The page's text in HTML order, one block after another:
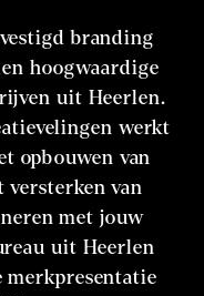
branding
hoogwaardige
uit Heerlen.
werkt
opbouwen van
versterken van
met jouw
uit Heerlen
merkpresentatie